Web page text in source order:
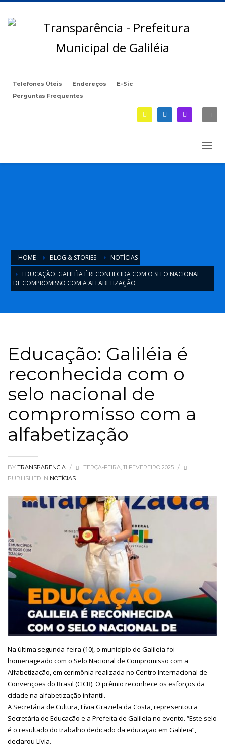
Telefones Úteis Endereços
E-Sic
Perguntas Frequentes
HOME BLOG & STORIES
NOTÍCIAS
EDUCAÇÃO: GALILÉIA É RECONHECIDA COM O SELO NACIONAL
DE COMPROMISSO COM A ALFABETIZAÇÃO
Educação: Galiléia é
reconhecida com o
selo nacional de
compromisso com a
alfabetização
BY TRANSPARENCIA / TERÇA-FEIRA, 11 FEVEREIRO 2025 /
PUBLISHED IN NOTÍCIAS
Na última segunda-feira (10), o município de Galileia foi
homenageado com o Selo Nacional de Compromisso com a
Alfabetização, em cerimônia realizada no Centro Internacional de
Convenções do Brasil (CICB). O prêmio reconhece os esforços da
cidade na alfabetização infantil.
A Secretária de Cultura, Lívia Graziela da Costa, representou a
Secretária de Educação e a Prefeita de Galileia no evento. “Este selo
é o resultado do trabalho dedicado da educação em Galileia”,
declarou Lívia.